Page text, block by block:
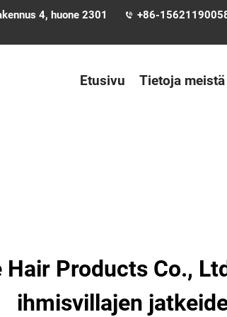
4, huone 2301
+86-
Etusivu Tietoja meistä
Products Co.,
ihmisvillajen